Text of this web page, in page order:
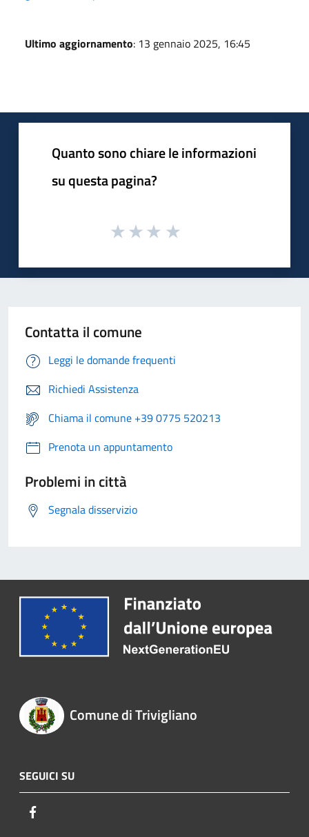
Ultimo aggiornamento: 13 gennaio 2025, 16:45
Quanto sono chiare le informazioni
su questa pagina?
Contatta il comune
Leggi le domande frequenti
Richiedi Assistenza
Chiama il comune +39 0775 520213
Prenota un appuntamento
Problemi in città
Segnala disservizio
Comune di Trivigliano
SEGUICI SU